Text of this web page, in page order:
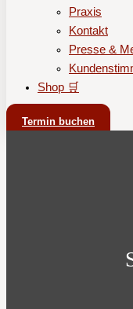
Praxis
Kontakt
Presse &
Shop 🛒
Termin buchen